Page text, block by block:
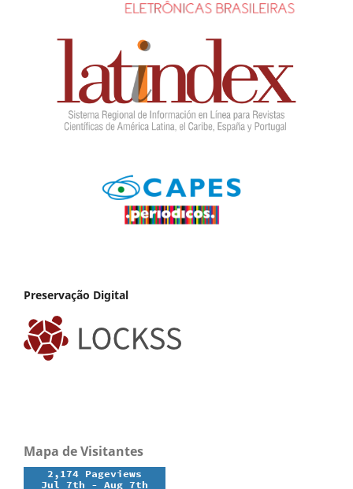
Preservação Digital
Mapa de Visitantes